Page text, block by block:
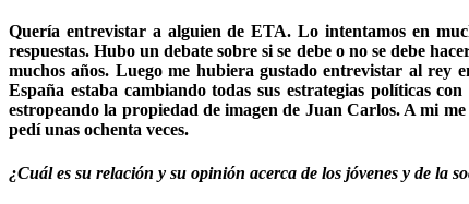
Quería entrevistar a alguien de ETA. Lo intentamos en
respuestas. Hubo un debate sobre si se debe o no se debe
muchos años. Luego me hubiera gustado entrevistar al rey
España estaba cambiando todas sus estrategias políticas
estropeando la propiedad de imagen de Juan Carlos. A mi
pedí unas ochenta veces.
¿Cuál es su relación y su opinión acerca de los jóvenes y de la